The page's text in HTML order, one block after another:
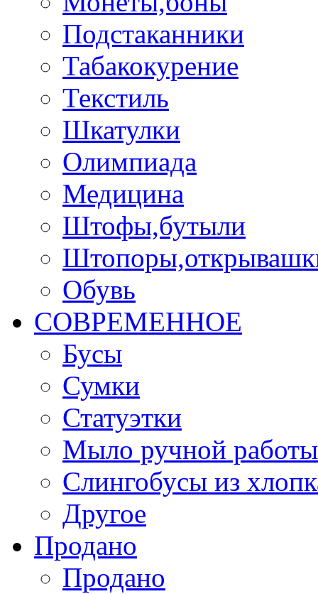
Подстаканники
Табакокурение
Текстиль
Шкатулки
Олимпиада
Медицина
Штофы,бутыли
Обувь
СОВРЕМЕННОЕ
Бусы
Сумки
Статуэтки
Мыло ручной работы
Слингобусы из
Другое
Продано
Продано